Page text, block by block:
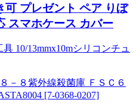
可 プレゼント ペア りぼ
スマホケース カバー
10/13mmx10mシリコンチュ
－８紫外線殺菌庫 ＦＳＣ６
[7-0368-0207]